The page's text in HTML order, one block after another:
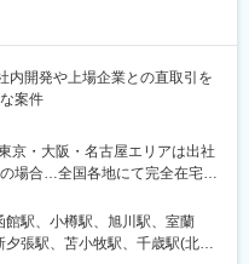
田駅、我孫子駅、鎌ケ谷駅、
藤沢駅、横須賀駅、横浜駅、
座間駅、伊勢原駅、逗子駅、三
佐久平駅、飯田駅(長野県)、豊
、都留市駅、韮崎駅、大月駅、
部駅、魚津駅、滑川駅、金沢
駅、静岡駅、富士駅、沼津駅、
名古屋駅、刈谷市駅、名鉄一
原駅、多治見駅、可児駅、四
中駅、吹田駅(東海道本線)、梅
内開発や上場企業との直取引を
案件
京・大阪・名古屋エリアは出社
場合…全国各地にて完全在宅勤
ません。【2】出社の場合…本
・名古屋エリアの各プロジェ
ジェクトは希望や適性を考慮
駅、小樽駅、旭川駅、室蘭
張駅、苫小牧駅、千歳駅(北海